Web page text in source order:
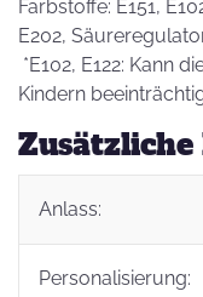
Farbstoffe: E151,
E202,
*E102, E122: Kann
Kindern
Anlass:
Personalisierung: